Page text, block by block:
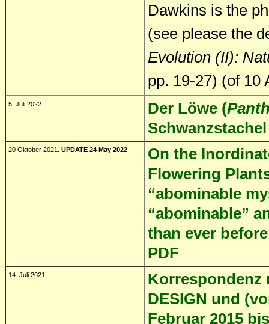
Dawkins is the
(see please the
Evolution (II):
pp. 19-27) (of 10
5. Juli 2022 Der Löwe (
20 Oktober 2021. UPDATE 24 May 2022
On the
Flowering
“abominable
“abominable”
than ever
PDF
14. Juli 2021
Korrespondenz
DESIGN und
Februar 2015